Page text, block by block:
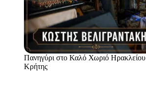
Πανηγύρι στο Καλό Χωριό Ηρακλείου
Κρήτης